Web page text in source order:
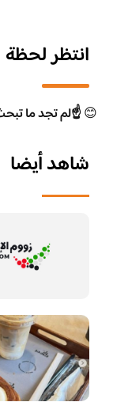
انتظر لحظة
😊☝️لم تجد ما
شاهد أيضا